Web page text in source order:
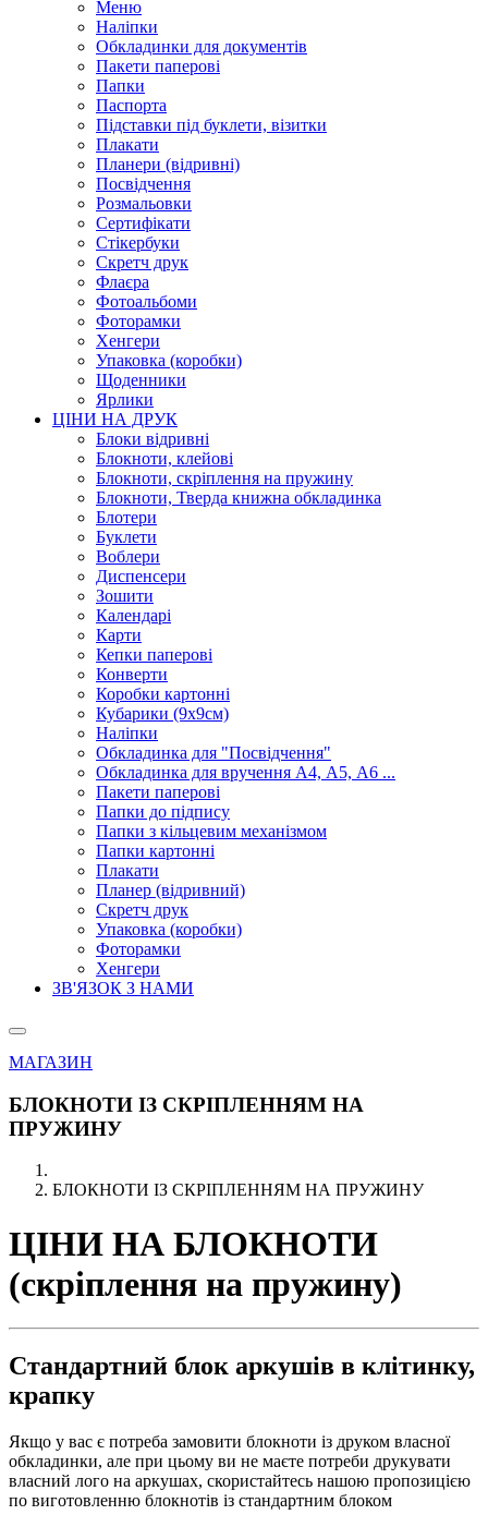
Меню
Наліпки
Обкладинки для документів
Пакети паперові
Папки
Паспорта
Підставки під буклети, візитки
Плакати
Планери (відривні)
Посвідчення
Розмальовки
Сертифікати
Стікербуки
Скретч друк
Флаєра
Фотоальбоми
Фоторамки
Хенгери
Упаковка (коробки)
Щоденники
Ярлики
ЦІНИ НА ДРУК
Блоки відривні
Блокноти, клейові
Блокноти, скріплення на пружину
Блокноти, Тверда книжна обкладинка
Блотери
Буклети
Воблери
Диспенсери
Зошити
Календарі
Карти
Кепки паперові
Конверти
Коробки картонні
Кубарики (9х9см)
Наліпки
Обкладинка для "Посвідчення"
Обкладинка для вручення А4, А5, А6 ...
Пакети паперові
Папки до підпису
Папки з кільцевим механізмом
Папки картонні
Плакати
Планер (відривний)
Скретч друк
Упаковка (коробки)
Фоторамки
Хенгери
ЗВ'ЯЗОК З НАМИ
МАГАЗИН
БЛОКНОТИ ІЗ СКРІПЛЕННЯМ НА
ПРУЖИНУ
БЛОКНОТИ ІЗ СКРІПЛЕННЯМ НА ПРУЖИНУ
ЦІНИ НА БЛОКНОТИ
(скріплення на пружину)
Стандартний блок аркушів в клітинку,
крапку
Якщо у вас є потреба замовити блокноти із друком власної
обкладинки, але при цьому ви не маєте потреби друкувати
власний лого на аркушах, скористайтесь нашою пропозицією
по виготовленню блокнотів із стандартним блоком